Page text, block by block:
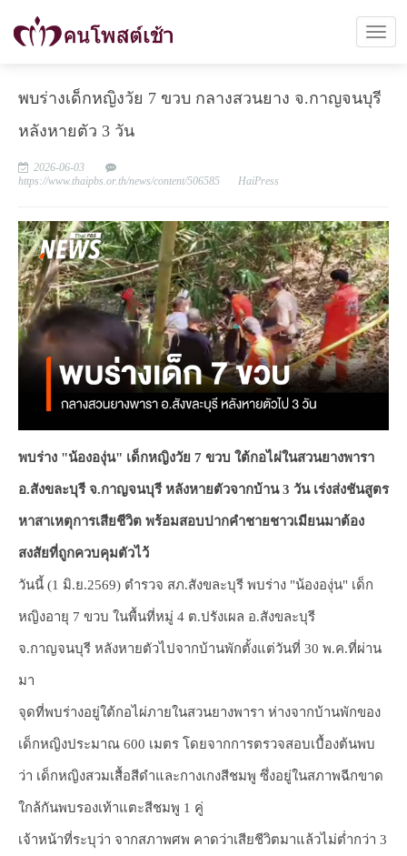
พบร่างเด็กหญิงวัย 7 ขวบ กลางสวนยาง จ.กาญจนบุรี
หลังหายตัว 3 วัน
2026-06-03
https://www.thaipbs.or.th/news/content/506585
HaiPress
พบร่าง "น้ององุ่น" เด็กหญิงวัย 7 ขวบ ใต้กอไผ่ในสวนยางพารา
อ.สังขละบุรี จ.กาญจนบุรี หลังหายตัวจากบ้าน 3 วัน เร่งส่งชันสูตร
หาสาเหตุการเสียชีวิต พร้อมสอบปากคำชายชาวเมียนมาต้อง
สงสัยที่ถูกควบคุมตัวไว้
วันนี้ (1 มิ.ย.2569) ตำรวจ สภ.สังขละบุรี พบร่าง "น้ององุ่น" เด็ก
หญิงอายุ 7 ขวบ ในพื้นที่หมู่ 4 ต.ปรังเผล อ.สังขละบุรี
จ.กาญจนบุรี หลังหายตัวไปจากบ้านพักตั้งแต่วันที่ 30 พ.ค.ที่ผ่าน
มา
จุดที่พบร่างอยู่ใต้กอไผ่ภายในสวนยางพารา ห่างจากบ้านพักของ
เด็กหญิงประมาณ 600 เมตร โดยจากการตรวจสอบเบื้องต้นพบ
ว่า เด็กหญิงสวมเสื้อสีดำและกางเกงสีชมพู ซึ่งอยู่ในสภาพฉีกขาด
ใกล้กันพบรองเท้าแตะสีชมพู 1 คู่
เจ้าหน้าที่ระบุว่า จากสภาพศพ คาดว่าเสียชีวิตมาแล้วไม่ต่ำกว่า 3